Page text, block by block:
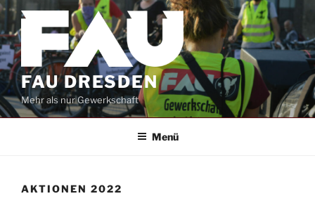
Zum
Inhalt
springen
FAU DRESDEN
Mehr als nur Gewerkschaft
Menü
AKTIONEN 2022